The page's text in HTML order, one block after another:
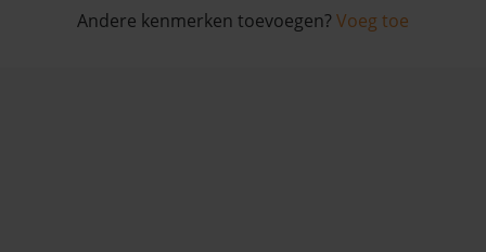
Andere kenmerken toevoegen? Voeg toe